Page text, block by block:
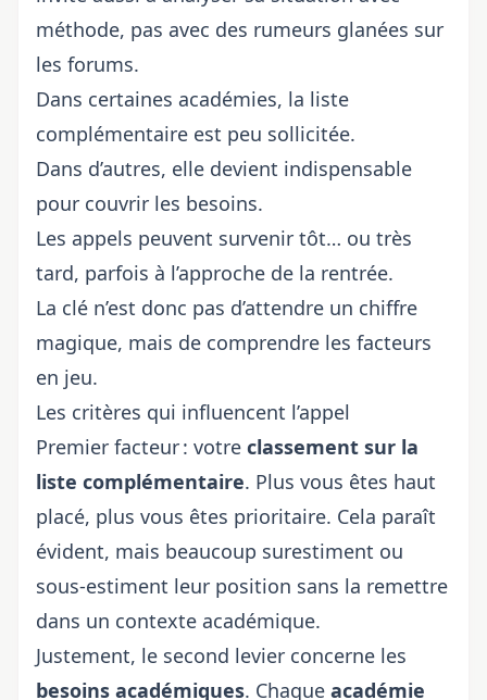
méthode, pas avec des rumeurs glanées sur
les forums.
Dans certaines académies, la liste
complémentaire est peu sollicitée.
Dans d’autres, elle devient indispensable
pour couvrir les besoins.
Les appels peuvent survenir tôt… ou très
tard, parfois à l’approche de la rentrée.
La clé n’est donc pas d’attendre un chiffre
magique, mais de comprendre les facteurs
en jeu.
Les critères qui influencent l’appel
Premier facteur : votre classement sur la
liste complémentaire. Plus vous êtes haut
placé, plus vous êtes prioritaire. Cela paraît
évident, mais beaucoup surestiment ou
sous-estiment leur position sans la remettre
dans un contexte académique.
Justement, le second levier concerne les
besoins académiques. Chaque académie